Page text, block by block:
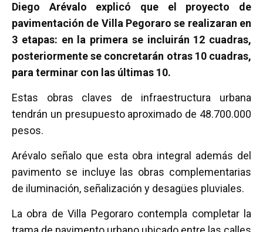
Diego Arévalo explicó que el proyecto de
pavimentación de Villa Pegoraro se realizaran en
3 etapas: en la primera se incluirán 12 cuadras,
posteriormente se concretarán otras 10 cuadras,
para terminar con las últimas 10.
Estas obras claves de infraestructura urbana
tendrán un presupuesto aproximado de 48.700.000
pesos.
Arévalo señalo que esta obra integral además del
pavimento se incluye las obras complementarias
de iluminación, señalización y desagües pluviales.
La obra de Villa Pegoraro contempla completar la